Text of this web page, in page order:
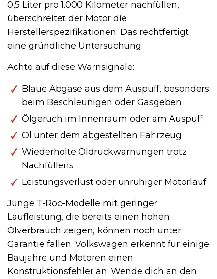
0,5 Liter pro 1.000 Kilometer nachfüllen,
überschreitet der Motor die
Herstellerspezifikationen. Das rechtfertigt
eine gründliche Untersuchung.
Achte auf diese Warnsignale:
Blaue Abgase aus dem Auspuff, besonders
beim Beschleunigen oder Gasgeben
Ölgeruch im Innenraum oder am Auspuff
Öl unter dem abgestellten Fahrzeug
Wiederholte Öldruckwarnungen trotz
Nachfüllens
Leistungsverlust oder unruhiger Motorlauf
Junge T-Roc-Modelle mit geringer
Laufleistung, die bereits einen hohen
Ölverbrauch zeigen, können noch unter
Garantie fallen. Volkswagen erkennt für einige
Baujahre und Motoren einen
Konstruktionsfehler an. Wende dich an den